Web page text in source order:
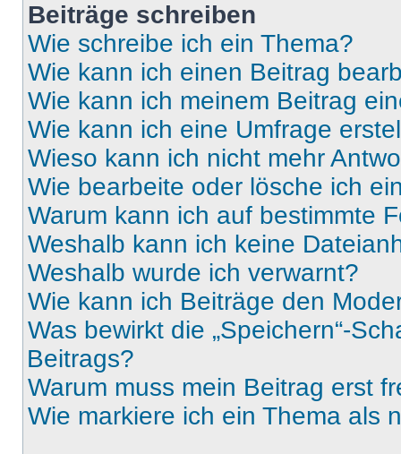
Beiträge schreiben
Wie schreibe ich ein Thema?
Wie kann ich einen Beitrag
Wie kann ich meinem Beitrag
Wie kann ich eine Umfrage
Wieso kann ich nicht mehr
Wie bearbeite oder lösche ich
Warum kann ich auf bestimmte
Weshalb kann ich keine
Weshalb wurde ich verwarnt?
Wie kann ich Beiträge den
Was bewirkt die „Speichern“-
Beitrags?
Warum muss mein Beitrag erst
Wie markiere ich ein Thema als